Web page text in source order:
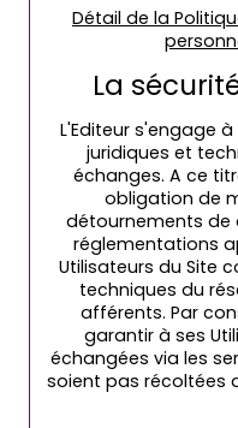
Détail de la
La
L'Editeur s'engage
juridiques et
échanges. A ce
obligation de
détournements de
réglementations
Utilisateurs du Site
techniques du
afférents. Par
garantir à ses
échangées via les
soient pas récoltées